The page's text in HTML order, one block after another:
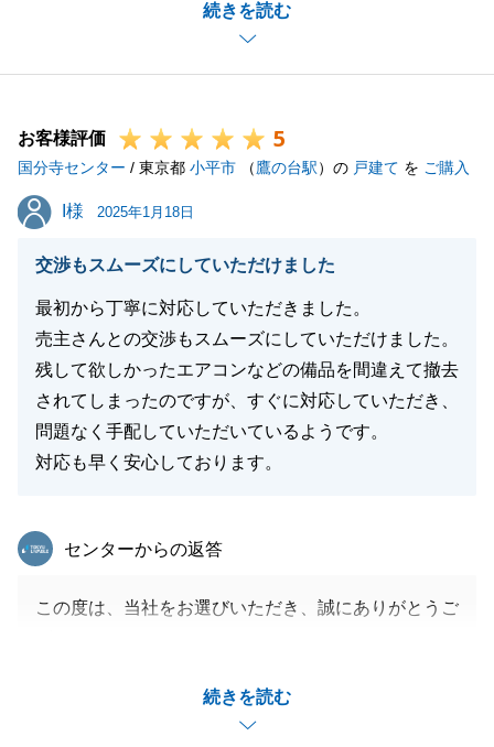
続きを読む
き、また、Ｓ様のお役に立て大変嬉しく思います。
また、お困りの際には、お気軽にお声がけください。
今後とも東急リバブルをご愛顧の程、よろしくお願い
お客様評価 5
国分寺センター / 東京都 小平市 （鷹の台駅）の 戸建て を ご購入
I様
I様 2025年1月18日
交渉もスムーズにしていただけました
最初から丁寧に対応していただきました。
売主さんとの交渉もスムーズにしていただけました。
残して欲しかったエアコンなどの備品を間違えて撤去
されてしまったのですが、すぐに対応していただき、
問題なく手配していただいているようです。
対応も早く安心しております。
続きを読む
東急リバブル
センターからの返答
この度は、当社をお選びいただき、誠にありがとうご
出来ましたこと、大変嬉しく思います。
当社の連携徹底のミスで撤去業者がエアコン等を撤去